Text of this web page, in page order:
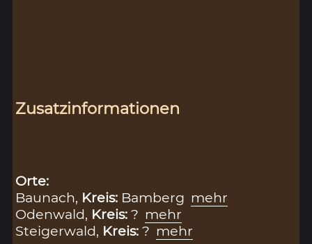
Zusatzinformationen
Orte:
Baunach, Kreis: Bamberg mehr
Odenwald, Kreis:? mehr
Steigerwald, Kreis:? mehr